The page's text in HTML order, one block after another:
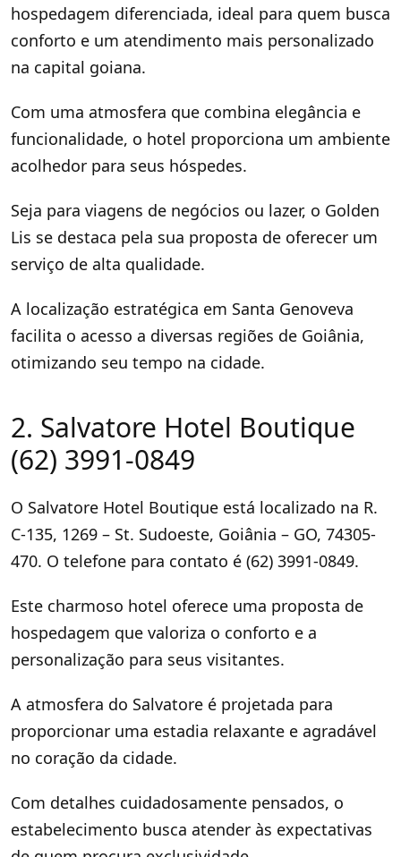
hospedagem diferenciada, ideal para quem busca
conforto e um atendimento mais personalizado
na capital goiana.
Com uma atmosfera que combina elegância e
funcionalidade, o hotel proporciona um ambiente
acolhedor para seus hóspedes.
Seja para viagens de negócios ou lazer, o Golden
Lis se destaca pela sua proposta de oferecer um
serviço de alta qualidade.
A localização estratégica em Santa Genoveva
facilita o acesso a diversas regiões de Goiânia,
otimizando seu tempo na cidade.
2. Salvatore Hotel Boutique
(62) 3991-0849
O Salvatore Hotel Boutique está localizado na R.
C-135, 1269 – St. Sudoeste, Goiânia – GO, 74305-
470. O telefone para contato é (62) 3991-0849.
Este charmoso hotel oferece uma proposta de
hospedagem que valoriza o conforto e a
personalização para seus visitantes.
A atmosfera do Salvatore é projetada para
proporcionar uma estadia relaxante e agradável
no coração da cidade.
Com detalhes cuidadosamente pensados, o
estabelecimento busca atender às expectativas